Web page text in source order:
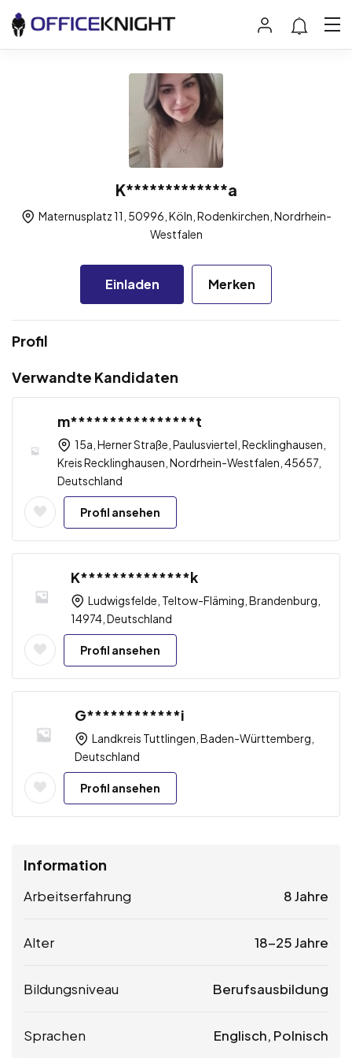
K*************a
Maternusplatz 11, 50996, Köln, Rodenkirchen, Nordrhein-
Westfalen
Einladen Merken
Profil
Verwandte Kandidaten
m****************t
15a, Herner Straße, Paulusviertel, Recklinghausen,
Kreis Recklinghausen, Nordrhein-Westfalen, 45657,
Deutschland
Profil ansehen
K**************k
Ludwigsfelde, Teltow-Fläming, Brandenburg,
14974, Deutschland
Profil ansehen
G************i
Landkreis Tuttlingen, Baden-Württemberg,
Deutschland
Profil ansehen
Information
Arbeitserfahrung 8 Jahre
Alter 18-25 Jahre
Bildungsniveau Berufsausbildung
Sprachen Englisch, Polnisch